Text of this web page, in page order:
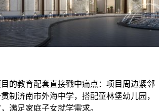
的教育配套直接戳中痛点：项目周边紧邻
制济南市外海中学，搭配童林堡幼儿园，
满足家庭子女就学需求。